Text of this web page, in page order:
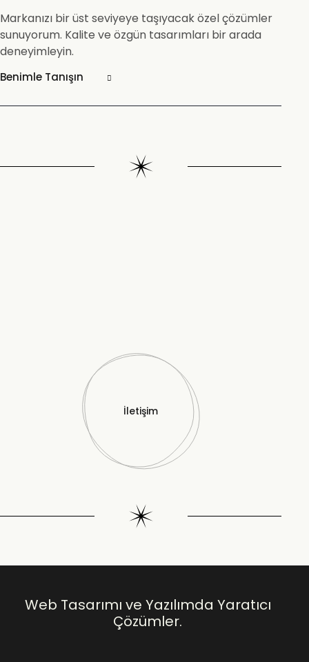
Markanızı bir üst seviyeye taşıyacak özel çözümler
sunuyorum. Kalite ve özgün tasarımları bir arada
deneyimleyin.
Benimle Tanışın
İletişim
Web Tasarımı ve Yazılımda Yaratıcı
Çözümler.